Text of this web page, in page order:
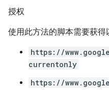
授权
使用此方法的脚本需要获得
https://
currentonly
https://